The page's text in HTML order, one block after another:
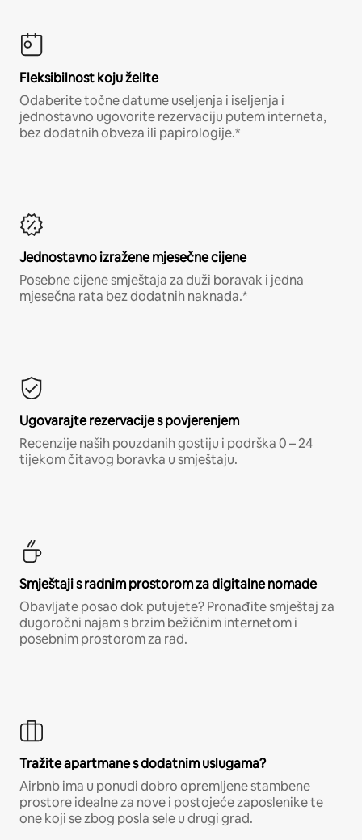
Fleksibilnost koju želite
Odaberite točne datume useljenja i iseljenja i
jednostavno ugovorite rezervaciju putem interneta,
bez dodatnih obveza ili papirologije.*
Jednostavno izražene mjesečne cijene
Posebne cijene smještaja za duži boravak i jedna
mjesečna rata bez dodatnih naknada.*
Ugovarajte rezervacije s povjerenjem
Recenzije naših pouzdanih gostiju i podrška 0 – 24
tijekom čitavog boravka u smještaju.
Smještaji s radnim prostorom za digitalne nomade
Obavljate posao dok putujete? Pronađite smještaj za
dugoročni najam s brzim bežičnim internetom i
posebnim prostorom za rad.
Tražite apartmane s dodatnim uslugama?
Airbnb ima u ponudi dobro opremljene stambene
prostore idealne za nove i postojeće zaposlenike te
one koji se zbog posla sele u drugi grad.